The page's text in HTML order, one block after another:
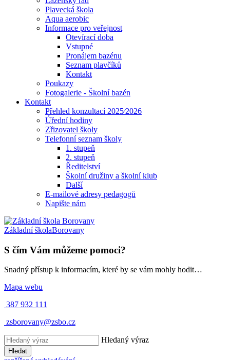
Plavecká škola
Aqua aerobic
Informace pro veřejnost
Otevírací doba
Vstupné
Pronájem bazénu
Seznam plavčíků
Kontakt
Poukazy
Fotogalerie - Školní bazén
Kontakt
Přehled konzultací 2025⁄2026
Úřední hodiny
Zřizovatel školy
Telefonní seznam školy
1. stupeň
2. stupeň
Ředitelství
Školní družiny a školní klub
Další
E-mailové adresy pedagogů
Napište nám
Základní školaBorovany
S čím Vám můžeme pomoci?
Snadný přístup k informacím, které by se vám mohly hodit…
Mapa webu
387 932 111
zsborovany@zsbo.cz
Hledaný výraz
Hledat